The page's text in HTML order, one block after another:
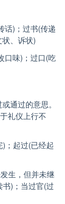
话)；过书(传递
、诉状)
口味)；过口(吃
通过的意思。
礼仪上行不
；起过(已经起
生，但并未继
)；当过官(过